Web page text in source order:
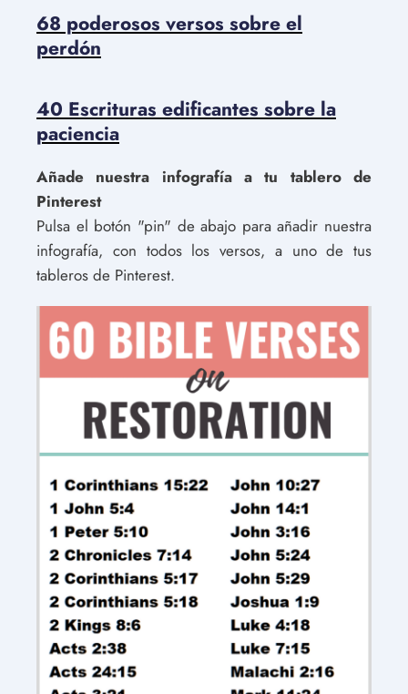
68 poderosos versos sobre el
perdón
40 Escrituras edificantes sobre la
paciencia
Añade nuestra infografía a tu tablero de
Pinterest
Pulsa el botón "pin" de abajo para añadir nuestra
infografía, con todos los versos, a uno de tus
tableros de Pinterest.